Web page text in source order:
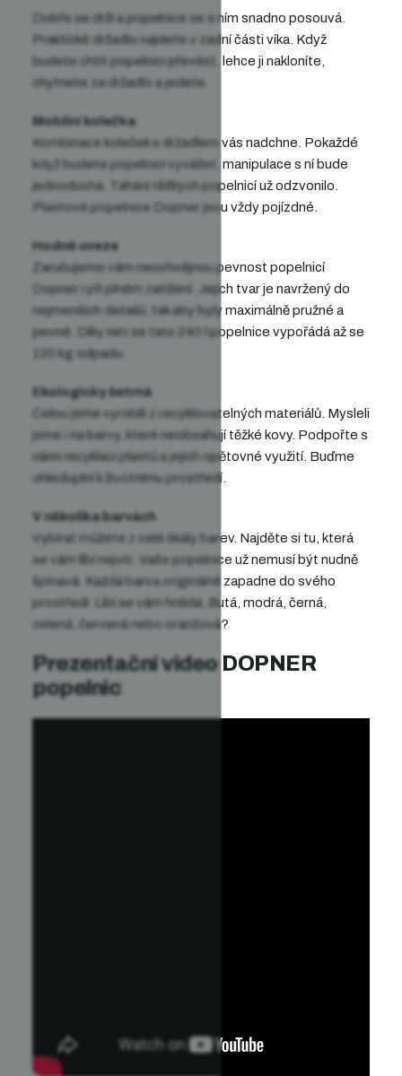
Dobře se drží a popelnice se s ním snadno posouvá.
Praktické držadlo najdete v zadní části víka. Když
budete chtít popelnici převést, lehce ji nakloníte,
chytnete za držadlo a jedete.
Mobilní kolečka
Kombinace koleček s držadlem vás nadchne. Pokaždé
když budete popelnici vyvážet, manipulace s ní bude
jednoduchá. Tahání těžkých popelnicí už odzvonilo.
Plastové popelnice Dopner jsou vždy pojízdné.
Hodně uveze
Zaručujeme vám neochvějnou pevnost popelnicí
Dopner i při plném zatížení. Jejich tvar je navržený do
nejmenších detailů, tak aby byly maximálně pružné a
pevné. Díky nim se tato 240 l popelnice vypořádá až se
120 kg odpadu.
Ekologicky šetrná
Celou jsme vyrobili z recyklovatelných materiálů. Mysleli
jsme i na barvy, které neobsahují těžké kovy. Podpořte s
námi recyklaci plastů a jejich opětovné využití. Buďme
ohleduplní k životnímu prostředí.
V několika barvách
Vybírat můžete z celé škály barev. Najděte si tu, která
se vám líbí nejvíc. Vaše popelnice už nemusí být nudně
špinavá. Každá barva originálně zapadne do svého
prostředí. Líbí se vám hnědá, žlutá, modrá, černá,
zelená, červená nebo oranžová?
Prezentační video DOPNER
popelnic